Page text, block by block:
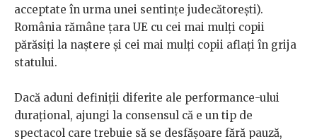
acceptate în urma unei sentințe judecătorești).
România rămâne țara UE cu cei mai mulți copii
părăsiți la naștere și cei mai mulți copii aflați în grija
statului.
Dacă aduni definiții diferite ale performance-ului
durațional, ajungi la consensul că e un tip de
spectacol care trebuie să se desfășoare fără pauză,